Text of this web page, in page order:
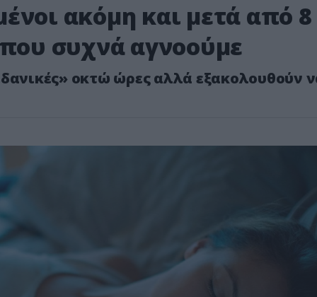
ακόμη και μετά από 8
συχνά αγνοούμε
οκτώ ώρες αλλά εξακολουθούν